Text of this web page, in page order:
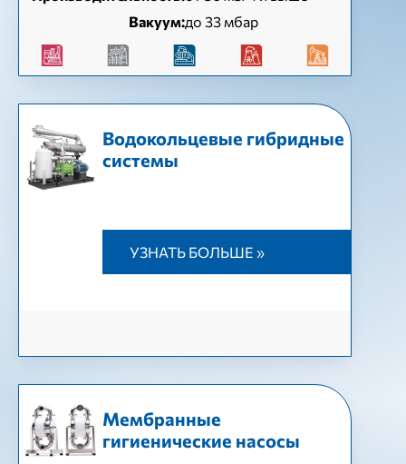
Вакуум:до 33 мбар
Водокольцевые гибридные
системы
УЗНАТЬ БОЛЬШЕ »
Мембранные
гигиенические насосы